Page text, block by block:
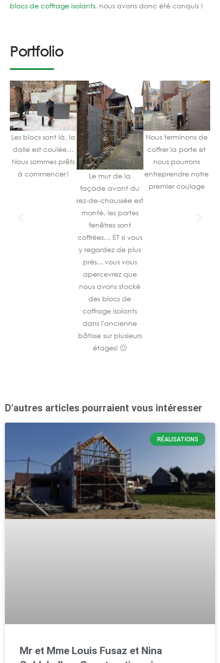
blocs de coffrage isolants, nous avons donc été conquis !
Portfolio
Les blocs sont là, la
dalle est coulée…
Nous sommes prêts
à commencer !
Le mur de la
façade avant du
rez-de-chaussée est
monté, les portes
fenêtres sont
coffrées… ET si vous
y regardez de plus
près... vous vous
apercevrez que
nous avons stocké
des blocs de
coffrage isolants
dans l'ancienne
bâtisse sur plusieurs
étages! 🙂
Nous terminons de
coffrer la porte et
nous pourrons
entreprendre notre
premier coulage
D'autres articles pourraient vous intéresser
RÉALISATIONS
Mr et Mme Louis Fusaz et Nina